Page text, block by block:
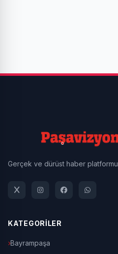
Gerçek ve dürüst haber platformu
KATEGORİLER
Bayrampaşa